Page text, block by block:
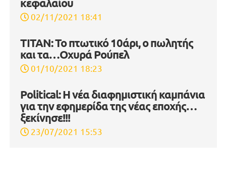
κεφαλαίου
02/11/2021 18:41
ΤΙΤΑΝ: Το πτωτικό 10άρι, ο πωλητής
και τα…Οχυρά Ρούπελ
01/10/2021 18:23
Political: Η νέα διαφημιστική καμπάνια
για την εφημερίδα της νέας εποχής…
ξεκίνησε!!!
23/07/2021 15:53